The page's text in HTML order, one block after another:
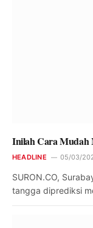
Inilah Cara Mudah
HEADLINE 05/03/
SURON.CO,
tangga diprediksi